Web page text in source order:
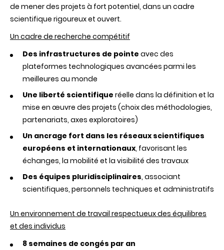
de mener des projets à fort potentiel, dans un cadre
scientifique rigoureux et ouvert.
Un cadre de recherche compétitif
Des infrastructures de pointe avec des
plateformes technologiques avancées parmi les
meilleures au monde
Une liberté scientifique réelle dans la définition et la
mise en œuvre des projets (choix des méthodologies,
partenariats, axes exploratoires)
Un ancrage fort dans les réseaux scientifiques
européens et internationaux, favorisant les
échanges, la mobilité et la visibilité des travaux
Des équipes pluridisciplinaires, associant
scientifiques, personnels techniques et administratifs
Un environnement de travail respectueux des équilibres
et des individus
8 semaines de congés par an